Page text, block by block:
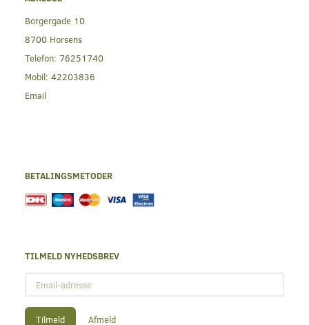
Borgergade 10
8700 Horsens
Telefon: 76251740
Mobil: 42203836
Email
BETALINGSMETODER
TILMELD NYHEDSBREV
adresse
Tilmeld Afmeld